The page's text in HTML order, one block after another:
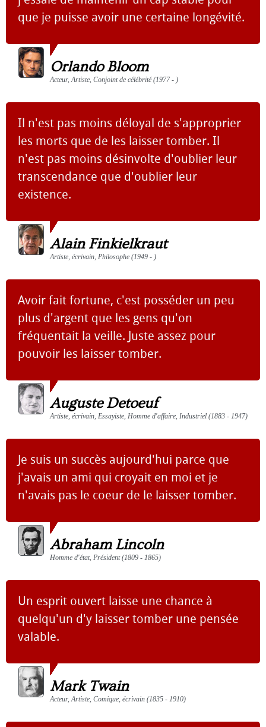
que je puisse avoir une certaine longévité.
Orlando Bloom
Acteur, Artiste, Conjoint de célébrité (1977 - )
Il n'est pas moins déloyal de s'approprier
les morts que de les laisser tomber. Il
n'est pas moins désinvolte d'oublier leur
transcendance que d'oublier leur
existence.
Alain Finkielkraut
Artiste, écrivain, Philosophe (1949 - )
Avoir fait fortune, c'est posséder un peu
plus d'argent que les gens qu'on
fréquentait la veille. Juste assez pour
pouvoir les laisser tomber.
Auguste Detoeuf
Artiste, écrivain, Essayiste, Homme d'affaire, Industriel (1883 - 1947)
Je suis un succès aujourd'hui parce que
j'avais un ami qui croyait en moi et je
n'avais pas le coeur de le laisser tomber.
Abraham Lincoln
Homme d'état, Président (1809 - 1865)
Un esprit ouvert laisse une chance à
quelqu'un d'y laisser tomber une pensée
valable.
Mark Twain
Acteur, Artiste, Comique, écrivain (1835 - 1910)